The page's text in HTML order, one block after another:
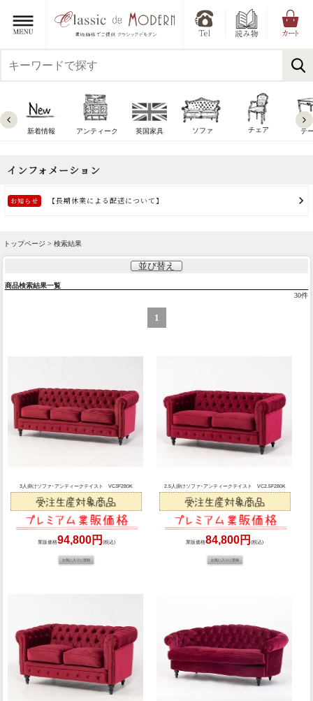
新着情報 アンティーク 英国家具 ソファ チェア テ
トップページ > 検索結果
並び替え
商品検索結果一覧
30件
1
3人掛けソファ･アンティークテイスト VC3F280K
業販価格94,800円 (税込)
2.5人掛けソファ･アンティークテイスト VC2.5F280K
業販価格84,800円(税込)